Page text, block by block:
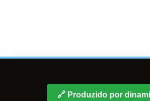
🔗 Produzido por